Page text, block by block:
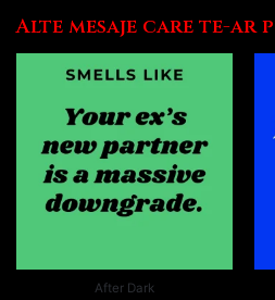
Alte mesaje care te-ar
After Dark